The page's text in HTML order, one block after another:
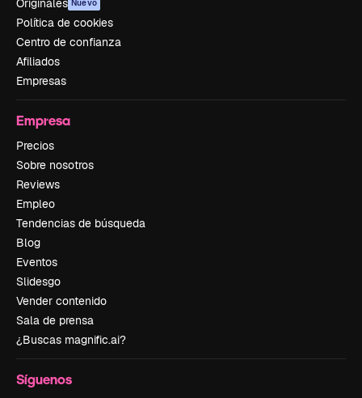
Originales Nuevo
Política de cookies
Centro de confianza
Afiliados
Empresas
Empresa
Precios
Sobre nosotros
Reviews
Empleo
Tendencias de búsqueda
Blog
Eventos
Slidesgo
Vender contenido
Sala de prensa
¿Buscas magnific.ai?
Síguenos